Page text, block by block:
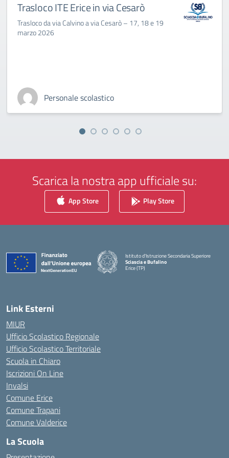
Trasloco ITE Erice in via Cesarò
Trasloco da via Calvino a via Cesarò – 17, 18 e 19
marzo 2026
Personale scolastico
Scarica la nostra app ufficiale su:
App Store Play Store
Istituto d'Istruzione Secondaria Superiore
Sciascia e Bufalino
Erice (TP)
Link Esterni
MIUR
Ufficio Scolastico Regionale
Ufficio Scolastico Territoriale
Scuola in Chiaro
Iscrizioni On Line
Invalsi
Comune Erice
Comune Trapani
Comune Valderice
La Scuola